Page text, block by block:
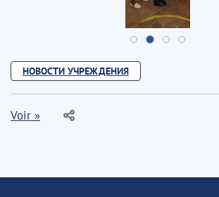
НОВОСТИ УЧРЕЖДЕНИЯ
Voir »